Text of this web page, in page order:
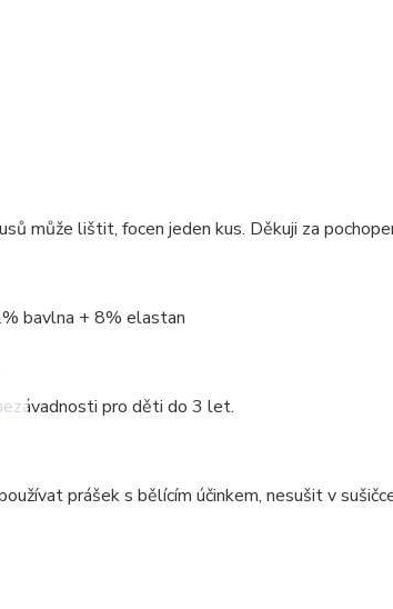
může lištit, focen jeden kus. Děkuji za
bavlna + 8% elastan
pro děti do 3 let.
prášek s bělícím účinkem, nesušit v